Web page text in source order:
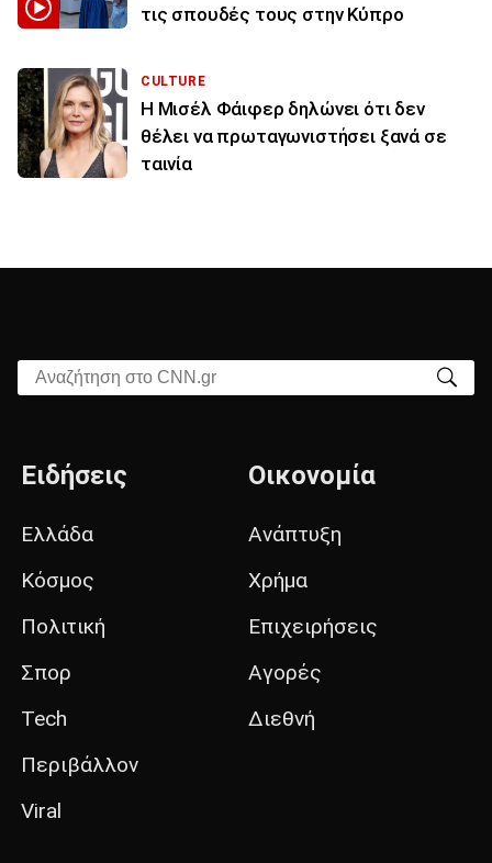
τις σπουδές τους στην Κύπρο
CULTURE
Η Μισέλ Φάιφερ δηλώνει ότι δεν
θέλει να πρωταγωνιστήσει ξανά σε
ταινία
Αναζήτηση στο CNN.gr
Ειδήσεις
Ελλάδα
Κόσμος
Πολιτική
Σπορ
Tech
Περιβάλλον
Viral
Οικονομία
Ανάπτυξη
Χρήμα
Επιχειρήσεις
Αγορές
Διεθνή